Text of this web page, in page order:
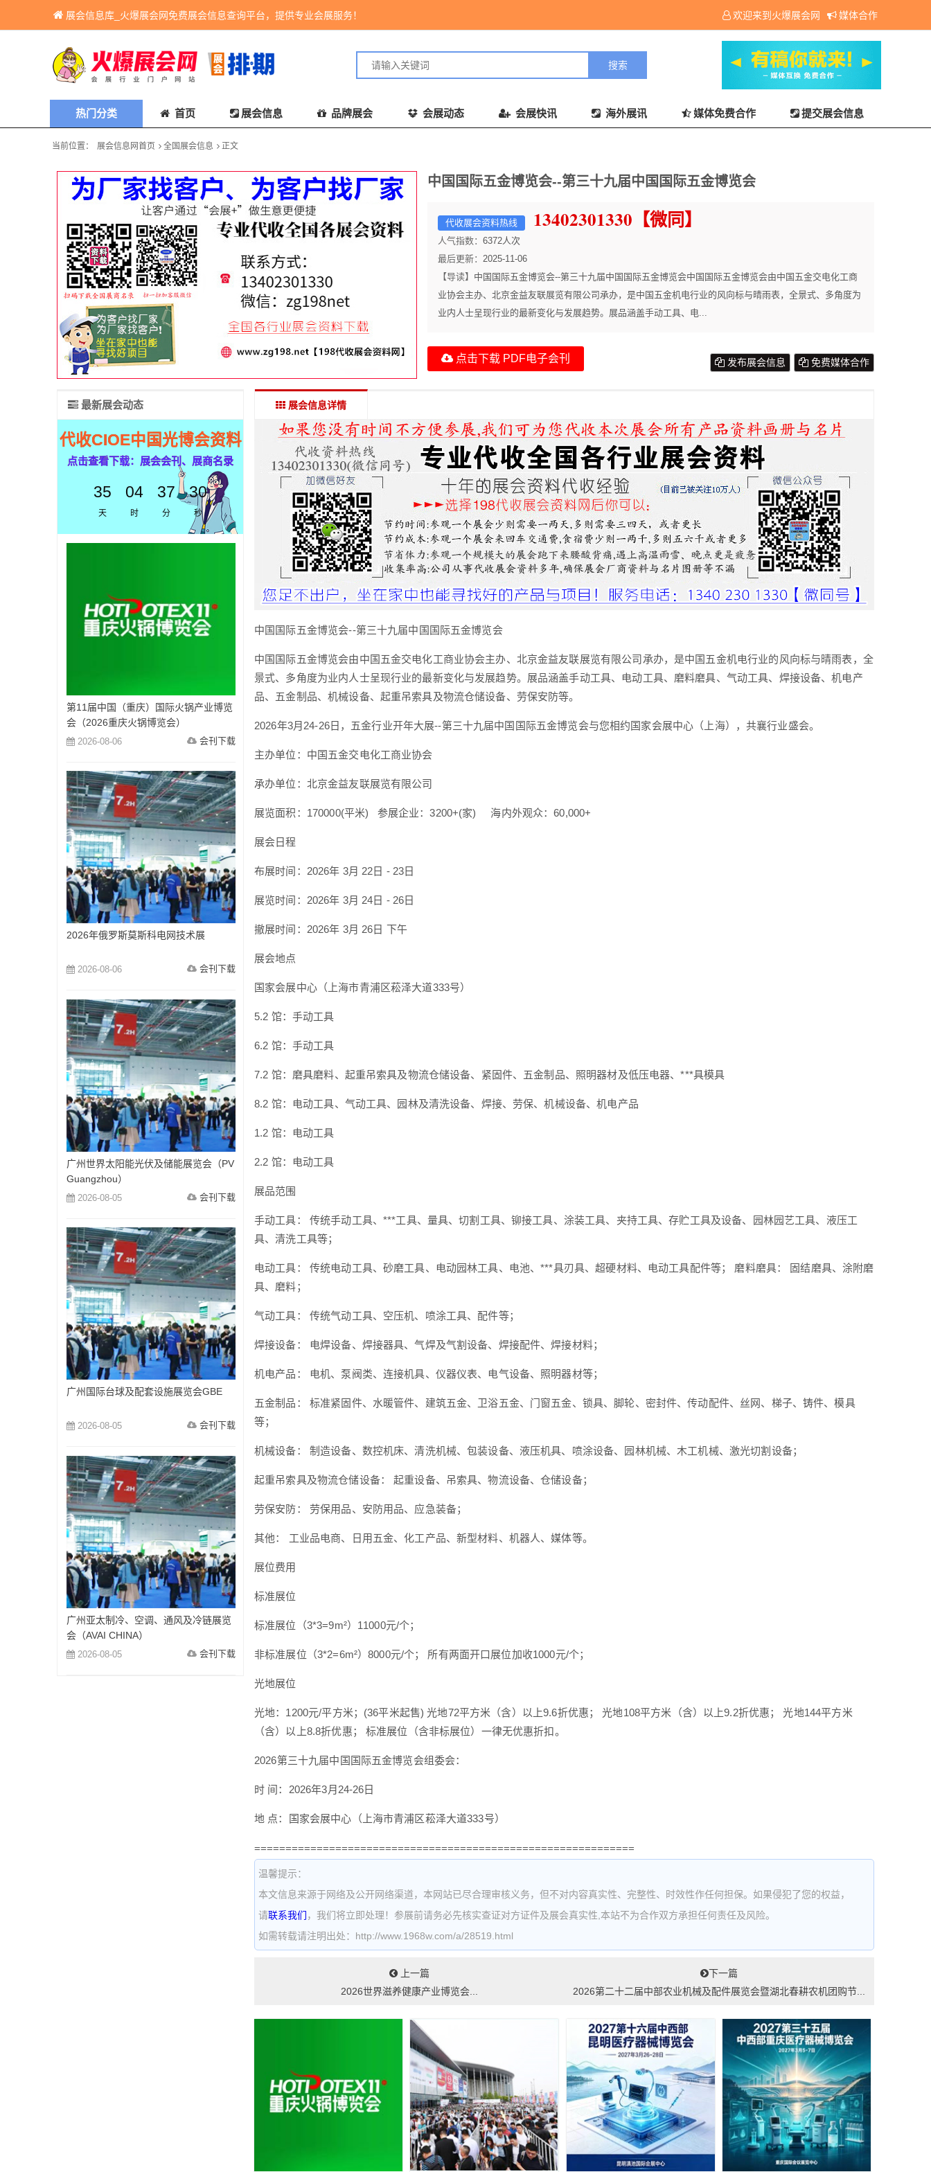
展会信息库_火爆展会网免费展会信息查询平台，提供专业会展服务！ 欢迎来到火爆展会网 媒体合作
热门分类 首页 展会信息 品牌展会 会展动态 会展快讯 海外展讯 媒体免费合作 提交展会信息
当前位置： 展会信息网首页 全国展会信息 正文
中国国际五金博览会--第三十九届中国国际五金博览会
代收展会资料热线 13402301330【微同】
人气指数： 6372人次
最后更新： 2025-11-06
【导读】 中国国际五金博览会--第三十九届中国国际五金博览会中国国际五金博览会由中国五金交电化工商
业协会主办、北京金益友联展览有限公司承办，是中国五金机电行业的风向标与晴雨表，全景式、多角度为
业内人士呈现行业的最新变化与发展趋势。展品涵盖手动工具、电...
点击下载 PDF电子会刊 免费媒体合作
发布展会信息
展会信息详情
中国国际五金博览会--第三十九届中国国际五金博览会
中国国际五金博览会由中国五金交电化工商业协会主办、北京金益友联展览有限公司承办，是中国五金机电行业的风向标与晴雨表，全
景式、多角度为业内人士呈现行业的最新变化与发展趋势。展品涵盖手动工具、电动工具、磨料磨具、气动工具、焊接设备、机电产
品、五金制品、机械设备、起重吊索具及物流仓储设备、劳保安防等。
2026年3月24-26日，五金行业开年大展--第三十九届中国国际五金博览会与您相约国家会展中心（上海），共襄行业盛会。
主办单位：中国五金交电化工商业协会
承办单位：北京金益友联展览有限公司
展览面积：170000(平米) 参展企业：3200+(家) 海内外观众：60,000+
展会日程
布展时间：2026年 3月 22日 - 23日
展览时间：2026年 3月 24日 - 26日
撤展时间：2026年 3月 26日 下午
展会地点
国家会展中心（上海市青浦区菘泽大道333号）
5.2 馆：手动工具
6.2 馆：手动工具
7.2 馆：磨具磨料、起重吊索具及物流仓储设备、紧固件、五金制品、照明器材及低压电器、***具模具
8.2 馆：电动工具、气动工具、园林及清洗设备、焊接、劳保、机械设备、机电产品
1.2 馆：电动工具
2.2 馆：电动工具
展品范围
手动工具： 传统手动工具、***工具、量具、切割工具、铆接工具、涂装工具、夹持工具、存贮工具及设备、园林园艺工具、液压工
具、清洗工具等；
电动工具： 传统电动工具、砂磨工具、电动园林工具、电池、***具刃具、超硬材料、电动工具配件等； 磨料磨具： 固结磨具、涂附磨
具、磨料；
气动工具： 传统气动工具、空压机、喷涂工具、配件等；
焊接设备： 电焊设备、焊接器具、气焊及气割设备、焊接配件、焊接材料；
机电产品： 电机、泵阀类、连接机具、仪器仪表、电气设备、照明器材等；
五金制品： 标准紧固件、水暖管件、建筑五金、卫浴五金、门窗五金、锁具、脚轮、密封件、传动配件、丝网、梯子、铸件、模具
等；
机械设备： 制造设备、数控机床、清洗机械、包装设备、液压机具、喷涂设备、园林机械、木工机械、激光切割设备；
起重吊索具及物流仓储设备： 起重设备、吊索具、物流设备、仓储设备；
劳保安防： 劳保用品、安防用品、应急装备；
其他： 工业品电商、日用五金、化工产品、新型材料、机器人、媒体等。
展位费用
标准展位
标准展位（3*3=9m²）11000元/个；
非标准展位（3*2=6m²）8000元/个； 所有两面开口展位加收1000元/个；
光地展位
光地：1200元/平方米；(36平米起售) 光地72平方米（含）以上9.6折优惠； 光地108平方米（含）以上9.2折优惠； 光地144平方米
（含）以上8.8折优惠； 标准展位（含非标展位）一律无优惠折扣。
2026第三十九届中国国际五金博览会组委会：
时 间：2026年3月24-26日
地 点：国家会展中心（上海市青浦区菘泽大道333号）
=============================================================
温馨提示：
本文信息来源于网络及公开网络渠道，本网站已尽合理审核义务，但不对内容真实性、完整性、时效性作任何担保。如果侵犯了您的权益，
请联系我们 ，我们将立即处理！参展前请务必先核实查证对方证件及展会真实性,本站不为合作双方承担任何责任及风险。
如需转载请注明出处：http://www.1968w.com/a/28519.html
上一篇
2026世界滋养健康产业博览会...
下一篇
2026第二十二届中部农业机械及配件展览会暨湖北春耕农机团购节...
最新展会动态
代收CIOE中国光博会资料
点击查看下载：展会会刊、展商名录
35
天
04
时
37
分
29
秒
第11届中国（重庆）国际火锅产业博览
会（2026重庆火锅博览会）
2026-08-06 会刊下载
2026年俄罗斯莫斯科电网技术展
2026-08-06 会刊下载
广州世界太阳能光伏及储能展览会（PV
Guangzhou）
2026-08-05 会刊下载
广州国际台球及配套设施展览会GBE
2026-08-05 会刊下载
广州亚太制冷、空调、通风及冷链展览
会（AVAI CHINA）
2026-08-05 会刊下载